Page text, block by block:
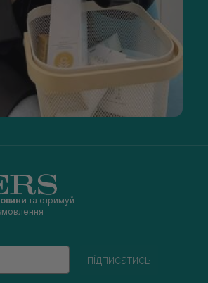
та отримуй
підписатись